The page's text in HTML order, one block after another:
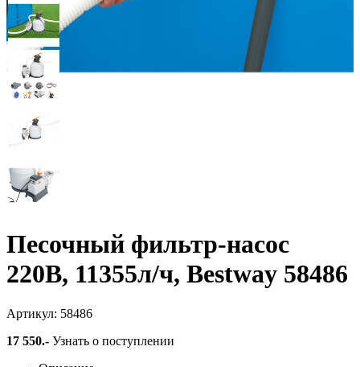
Песочный фильтр-насос
220В, 11355л/ч, Bestway 58486
Артикул: 58486
17 550.- Узнать о поступлении